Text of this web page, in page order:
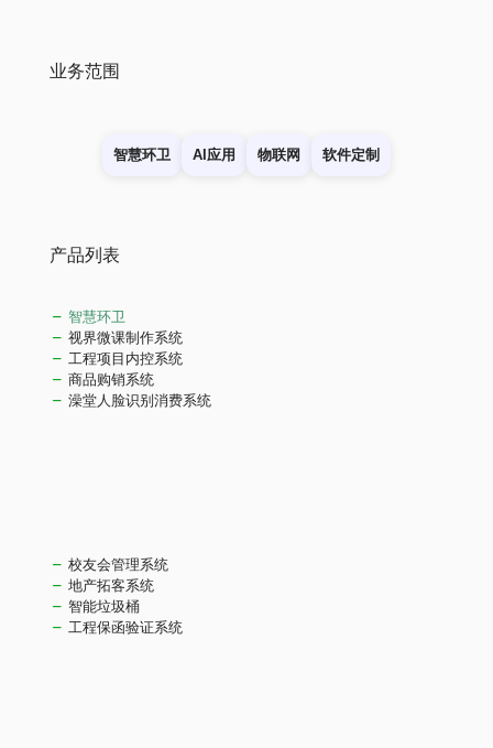
业务范围
智慧环卫 AI应用 物联网 软件定制
产品列表
智慧环卫
视界微课制作系统
工程项目内控系统
商品购销系统
澡堂人脸识别消费系统
校友会管理系统
地产拓客系统
智能垃圾桶
工程保函验证系统